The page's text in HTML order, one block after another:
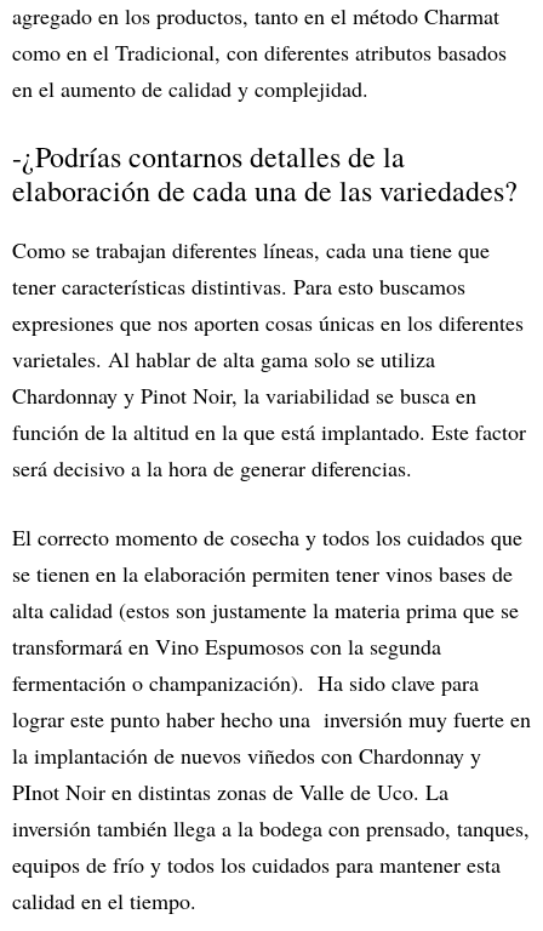
agregado en los productos, tanto en el método Charmat
como en el Tradicional, con diferentes atributos basados
en el aumento de calidad y complejidad.
-¿Podrías contarnos detalles de la
elaboración de cada una de las variedades?
Como se trabajan diferentes líneas, cada una tiene que
tener características distintivas. Para esto buscamos
expresiones que nos aporten cosas únicas en los diferentes
varietales. Al hablar de alta gama solo se utiliza
Chardonnay y Pinot Noir, la variabilidad se busca en
función de la altitud en la que está implantado. Este factor
será decisivo a la hora de generar diferencias.
El correcto momento de cosecha y todos los cuidados que
se tienen en la elaboración permiten tener vinos bases de
alta calidad (estos son justamente la materia prima que se
transformará en Vino Espumosos con la segunda
fermentación o champanización). Ha sido clave para
lograr este punto haber hecho una inversión muy fuerte en
la implantación de nuevos viñedos con Chardonnay y
PInot Noir en distintas zonas de Valle de Uco. La
inversión también llega a la bodega con prensado, tanques,
equipos de frío y todos los cuidados para mantener esta
calidad en el tiempo.